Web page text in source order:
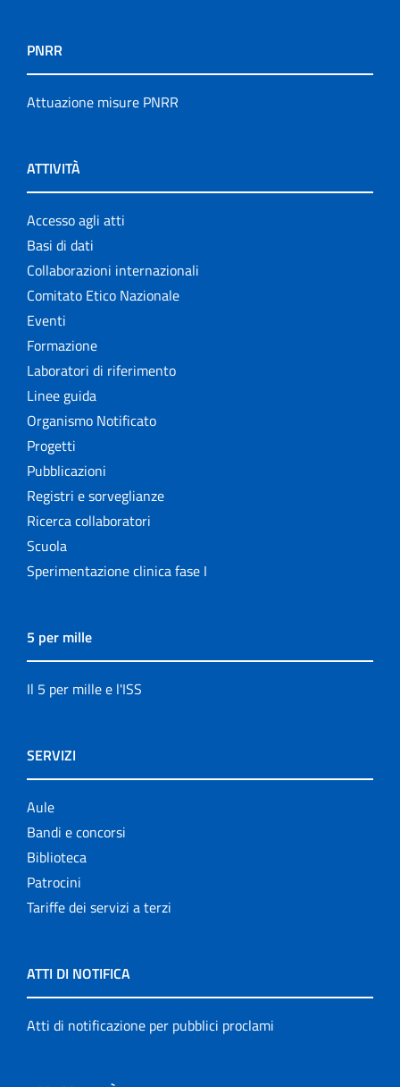
PNRR
Attuazione misure PNRR
ATTIVITÀ
Accesso agli atti
Basi di dati
Collaborazioni internazionali
Comitato Etico Nazionale
Eventi
Formazione
Laboratori di riferimento
Linee guida
Organismo Notificato
Progetti
Pubblicazioni
Registri e sorveglianze
Ricerca collaboratori
Scuola
Sperimentazione clinica fase I
5 per mille
Il 5 per mille e l'ISS
SERVIZI
Aule
Bandi e concorsi
Biblioteca
Patrocini
Tariffe dei servizi a terzi
ATTI DI NOTIFICA
Atti di notificazione per pubblici proclami